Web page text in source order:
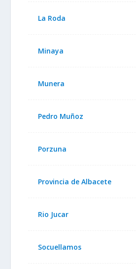
La Roda
Minaya
Munera
Pedro Muñoz
Porzuna
Provincia de Albacete
Rio Jucar
Socuellamos